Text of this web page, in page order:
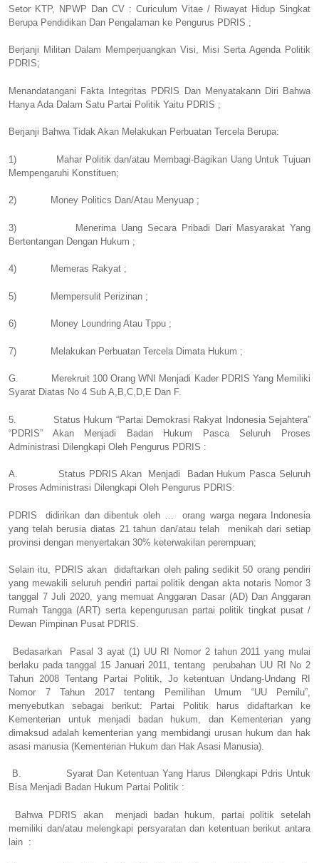
Setor KTP, NPWP Dan CV : Curiculum Vitae / Riwayat Hidup Singkat
Berupa Pendidikan Dan Pengalaman ke Pengurus PDRIS ;
Berjanji Militan Dalam Memperjuangkan Visi, Misi Serta Agenda Politik
PDRIS;
Menandatangani Fakta Integritas PDRIS Dan Menyatakann Diri Bahwa
Hanya Ada Dalam Satu Partai Politik Yaitu PDRIS ;
Berjanji Bahwa Tidak Akan Melakukan Perbuatan Tercela Berupa:
1)
Mahar Politik dan/atau Membagi-Bagikan Uang Untuk Tujuan
Mempengaruhi Konstituen;
2) Money Politics Dan/Atau Menyuap ;
3)
Menerima Uang Secara Pribadi Dari Masyarakat Yang
Bertentangan Dengan Hukum ;
4) Memeras Rakyat ;
5) Mempersulit Perizinan ;
6) Money Loundring Atau Tppu ;
7) Melakukan Perbuatan Tercela Dimata Hukum ;
G.
Merekruit 100 Orang WNI Menjadi Kader PDRIS Yang Memiliki
Syarat Diatas No 4 Sub A,B,C,D,E Dan F.
5.
Status Hukum “Partai Demokrasi Rakyat Indonesia Sejahtera”
“PDRIS” Akan Menjadi Badan Hukum Pasca Seluruh Proses
Administrasi Dilengkapi Oleh Pengurus PDRIS :
A. Status PDRIS Akan Menjadi Badan Hukum Pasca Seluruh
Proses Administrasi Dilengkapi Oleh Pengurus PDRIS:
PDRIS didirikan dan dibentuk oleh … orang warga negara Indonesia
yang telah berusia diatas 21 tahun dan/atau telah menikah dari setiap
provinsi dengan menyertakan 30% keterwakilan perempuan;
Selain itu, PDRIS akan didaftarkan oleh paling sedikit 50 orang pendiri
yang mewakili seluruh pendiri partai politik dengan akta notaris Nomor 3
tanggal 7 Juli 2020, yang memuat Anggaran Dasar (AD) Dan Anggaran
Rumah Tangga (ART) serta kepengurusan partai politik tingkat pusat /
Dewan Pimpinan Pusat PDRIS.
Bedasarkan Pasal 3 ayat (1) UU RI Nomor 2 tahun 2011 yang mulai
berlaku pada tanggal 15 Januari 2011, tentang perubahan UU RI No 2
Tahun 2008 Tentang Partai Politik, Jo ketentuan Undang-Undang RI
Nomor 7 Tahun 2017 tentang Pemilihan Umum “UU Pemilu”,
menyebutkan sebagai berikut: Partai Politik harus didaftarkan ke
Kementerian untuk menjadi badan hukum, dan Kementerian yang
dimaksud adalah kementerian yang membidangi urusan hukum dan hak
asasi manusia (Kementerian Hukum dan Hak Asasi Manusia).
B. Syarat Dan Ketentuan Yang Harus Dilengkapi Pdris Untuk
Bisa Menjadi Badan Hukum Partai Politik :
Bahwa PDRIS akan menjadi badan hukum, partai politik setelah
memiliki dan/atau melengkapi persyaratan dan ketentuan berikut antara
lain :